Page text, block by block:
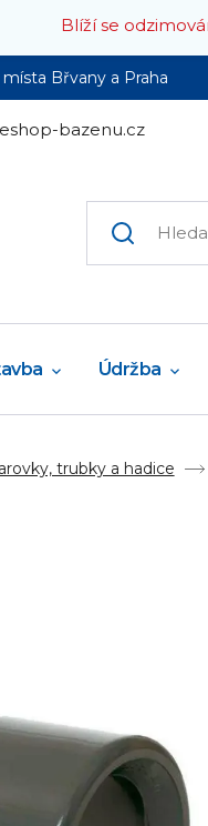
Blíží se
Břvany a Praha
bazenu.cz
Údržba
trubky a hadice